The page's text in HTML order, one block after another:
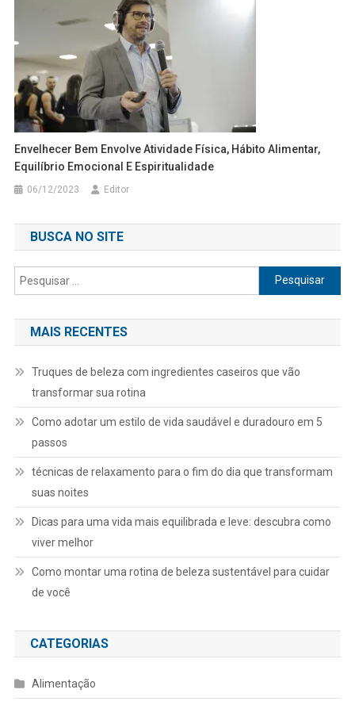
Envelhecer Bem Envolve Atividade Física, Hábito Alimentar,
Equilíbrio Emocional E Espiritualidade
06/12/2023 Editor
BUSCA NO SITE
Pesquisar
por:
MAIS RECENTES
Truques de beleza com ingredientes caseiros que vão
transformar sua rotina
Como adotar um estilo de vida saudável e duradouro em 5
passos
técnicas de relaxamento para o fim do dia que transformam
suas noites
Dicas para uma vida mais equilibrada e leve: descubra como
viver melhor
Como montar uma rotina de beleza sustentável para cuidar
de você
CATEGORIAS
Alimentação